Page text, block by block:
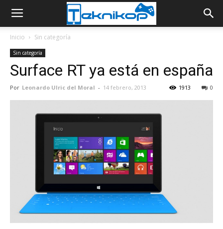
Inicio Sin categoría
Sin categoría
Surface RT ya está en españa
Por Leonardo Ulric del Moral - 14 febrero, 2013 0
1913